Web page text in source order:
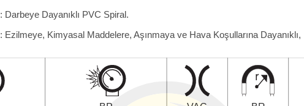
: Darbeye Dayanıklı PVC Spiral.
: Ezilmeye, Kimyasal Maddelere, Aşınmaya ve Hava Koşullarına